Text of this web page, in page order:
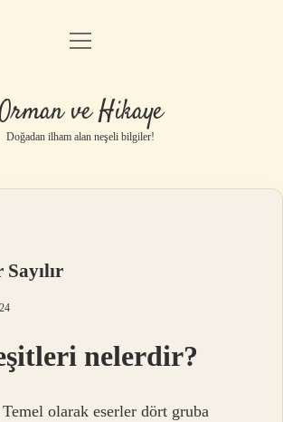
Anasayfa
Yasal Uyarı
menüyü
ve Hikaye
Doğadan ilham alan neşeli bilgiler!
Sayılır
nelerdir?
olarak eserler dört gruba